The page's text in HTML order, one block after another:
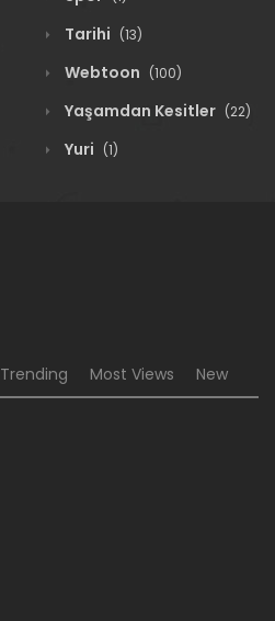
Tarihi (13)
Webtoon (100)
Yaşamdan Kesitler (22)
Yuri (1)
Trending Most Views New